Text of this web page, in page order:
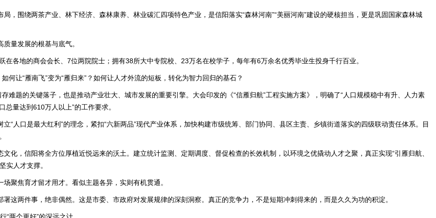
，围绕两茶产业、林下经济、森林康养、林业碳汇四项特色产业，是信阳落实“森林河南”“美丽河南”建设的硬核担当，更是巩固国家森林城
量发展的根基与底气。
各地的商会会长、7位两院院士；拥有38所大中专院校、23万名在校学子，每年有6万余名优秀毕业生投身千行百业。
何让“雁南飞”变为“雁归来”？如何让人才外流的短板，转化为智力回归的基石？
难题的关键落子，也是推动产业壮大、城市发展的重要引擎。大会印发的《“信雁归航”工程实施方案》，明确了“人口规模稳中有升、人力素
量达到610万人以上”的工作要求。
“人口是最大红利”的理念，紧扣“六新两品”现代产业体系，加快构建市级统筹、部门协同、县区主责、乡镇街道落实的四级联动责任体系。目
化，信阳将全方位厚植近悦远来的沃土。建立统计监测、定期调度、督促检查的长效机制，以环境之优撬动人才之聚，真正实现“引雁归航、
实人才支撑。
聚焦育才留才用才。看似主题各异，实则有机贯通。
这两件事，绝非偶然。这是市委、市政府对发展规律的深刻洞察。真正的竞争力，不是短期冲刺得来的，而是久久为功的积淀。